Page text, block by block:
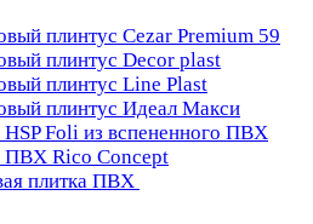
плинтус Cezar Premium 59
плинтус Decor plast
плинтус Line Plast
плинтус Идеал Макси
Foli из вспененного ПВХ
ПВХ Rico Concept
плитка ПВХ